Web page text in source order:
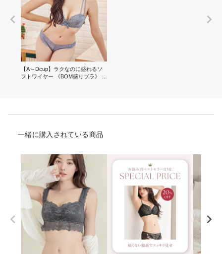
【A～Dcup】ラクなのに盛れるソ
フトワイヤー 《BOM盛りブラ》 ブ
一緒に購入されている商品